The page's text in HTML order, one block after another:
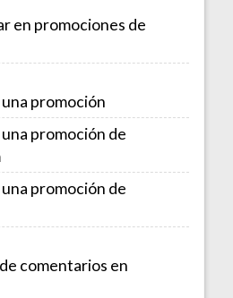
en promociones de
promoción
promoción de
promoción de
comentarios en